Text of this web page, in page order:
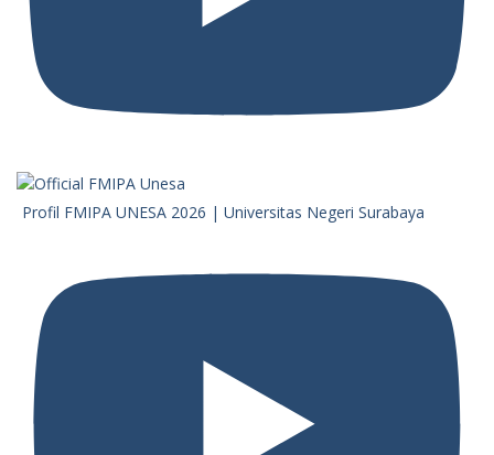
Profil FMIPA UNESA 2026 | Universitas Negeri Surabaya